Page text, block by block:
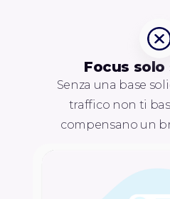
Focus solo
Senza una base
traffico non ti
compensano un